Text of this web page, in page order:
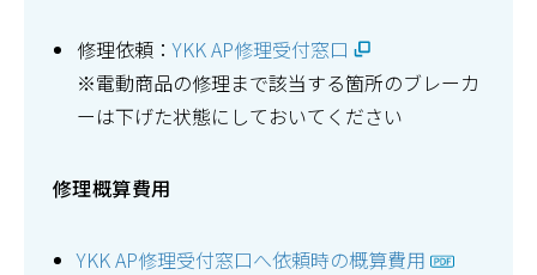
修理依頼：YKK AP修理受付窓口
※電動商品の修理まで該当する箇所のブレーカ
ーは下げた状態にしておいてください
修理概算費用
YKK AP修理受付窓口へ依頼時の概算費用